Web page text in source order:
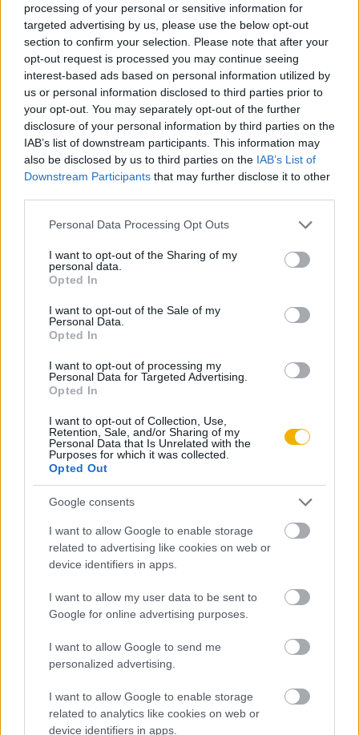
processing of your personal or sensitive information for
targeted advertising by us, please use the below opt-out
section to confirm your selection. Please note that after your
opt-out request is processed you may continue seeing
interest-based ads based on personal information utilized by
us or personal information disclosed to third parties prior to
your opt-out. You may separately opt-out of the further
disclosure of your personal information by third parties on the
IAB’s list of downstream participants. This information may
also be disclosed by us to third parties on the IAB’s List of
Downstream Participants that may further disclose it to other
Please note that this website/app uses one or more Google
not limited to your visit or usage behaviour. You may click to
grant or deny consent to Google and its third-party tags to
use your data for below specified purposes in below Google
consent section.
Personal Data Processing Opt Outs
I want to opt-out of the Sharing of my
personal data.
Opted In
I want to opt-out of the Sale of my
Personal Data.
Opted In
I want to opt-out of processing my
Personal Data for Targeted Advertising.
Opted In
I want to opt-out of Collection, Use,
Retention, Sale, and/or Sharing of my
Personal Data that Is Unrelated with the
Purposes for which it was collected.
Opted Out
Google consents
I want to allow Google to enable storage
related to advertising like cookies on web or
device identifiers in apps.
I want to allow my user data to be sent to
Google for online advertising purposes.
I want to allow Google to send me
personalized advertising.
I want to allow Google to enable storage
related to analytics like cookies on web or
device identifiers in apps.
Előfizetőként korlátlan hozzáférést kap
minden történelmi tartalmunkhoz:
A legújabb Rubicon-lapszámok
Több mint 370 korábbi lapszámunk
tartalma
Hirdetésmentes olvasó felület
Kedvenc cikkek elmentése, könyvjelzők
Az első hónap csak 200 Ft-ba kerül. Próbálja
ki!
KIPRÓBÁLOM 200 FT-ÉRT
Online-on, kattintson ide:BELÉPÉS.
Ha még nem
rendelkezik felhasználói fiókkal, kattintson ide:
Szerző
Kouymjian, Dickran
Ismerje meg
A szerző cikkei